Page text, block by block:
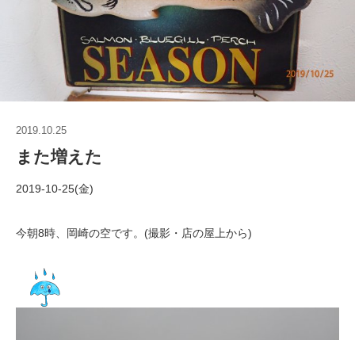
2019.10.25
また増えた
2019-10-25(金)
今朝8時、岡崎の空です。(撮影・店の屋上から)